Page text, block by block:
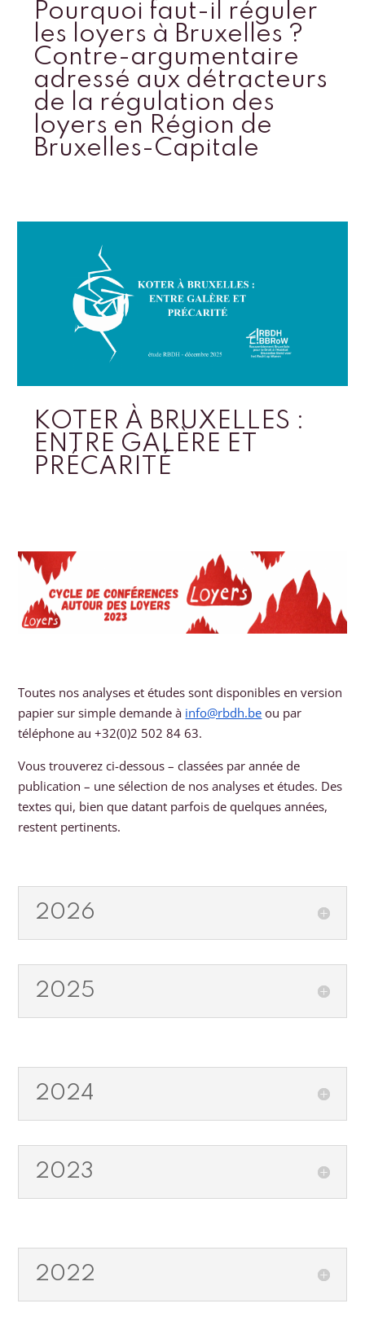
Pourquoi faut-il réguler
les loyers à Bruxelles ?
Contre-argumentaire
adressé aux détracteurs
de la régulation des
loyers en Région de
Bruxelles-Capitale
KOTER À BRUXELLES :
ENTRE GALÈRE ET
PRÉCARITÉ
Toutes nos analyses et études sont disponibles en version
papier sur simple demande à info@rbdh.be ou par
téléphone au+32(0)2 502 84 63.
Vous trouverez ci-dessous – classées par année de
publication – une sélection de nos analyses et études. Des
textes qui, bien que datant parfois de quelques années,
restent pertinents.
2026
2025
2024
2023
2022